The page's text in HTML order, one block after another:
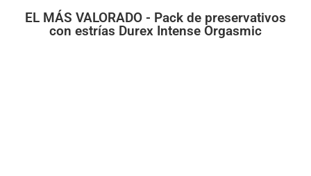
EL MÁS VALORADO - Pack de preservativos
con estrías Durex Intense Orgasmic